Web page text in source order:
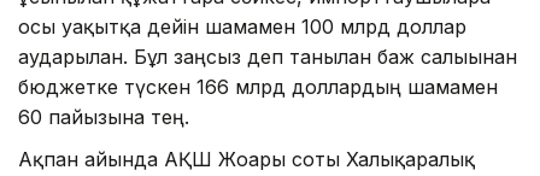
осы уақытқа дейін шамамен 100 млрд доллар
аударылған. Бұл заңсыз деп танылған баж салығынан
бюджетке түскен 166 млрд доллардың шамамен
60 пайызына тең.
Ақпан айында АҚШ Жоғарғы соты Халықаралық